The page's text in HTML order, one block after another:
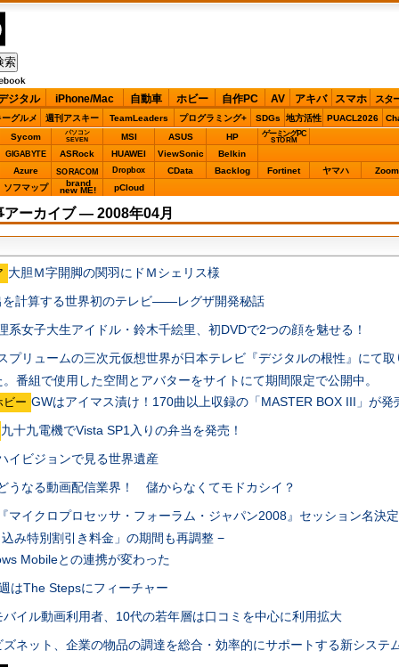
ジタル iPhone/Mac 自動車 ホビー 自作PC AV アキバ スマホ スタ
ーグルメ 週刊アスキー TeamLeaders プログラミング+ SDGs 地方活性 PUACL2026
Sycom
パソコン
SEVEN
MSI ASUS HP ゲーミングPC
STORM
GIGABYTE ASRock HUAWEI ViewSonic Belkin
Azure SORACOM Dropbox CData Backlog Fortinet ヤマハ Zoom
ソフマップ brand
new ME! pCloud
ーカイブ ― 2008年04月
大胆Ｍ字開脚の関羽にドＭシェリス様
を計算する世界初のテレビ――レグザ開発秘話
系女子大生アイドル・鈴木千絵里、初DVDで2つの顔を魅せる！
プリュームの三次元仮想世界が日本テレビ『デジタルの根性』にて取
。番組で使用した空間とアバターをサイトにて期間限定で公開中。
ビー GWはアイマス漬け！170曲以上収録の「MASTER BOX III」が発
九十九電機でVista SP1入りの弁当を発売！
イビジョンで見る世界遺産
うなる動画配信業界！ 儲からなくてモドカシイ？
『マイクロプロセッサ・フォーラム・ジャパン2008』セッション名決定
み特別割引き料金」の期間も再調整 −
Mobileとの連携が変わった
はThe Stepsにフィーチャー
バイル動画利用者、10代の若年層は口コミを中心に利用拡大
ズネット、企業の物品の調達を総合・効率的にサポートする新システ